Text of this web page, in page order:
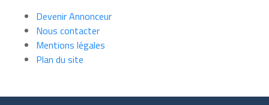
Devenir Annonceur
Nous contacter
Mentions légales
Plan du site